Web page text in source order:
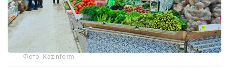
Фото: Kazinform